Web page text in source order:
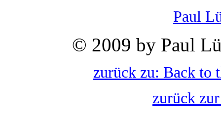
Paul
© 2009 by Paul
zurück zu: Back to
zurück